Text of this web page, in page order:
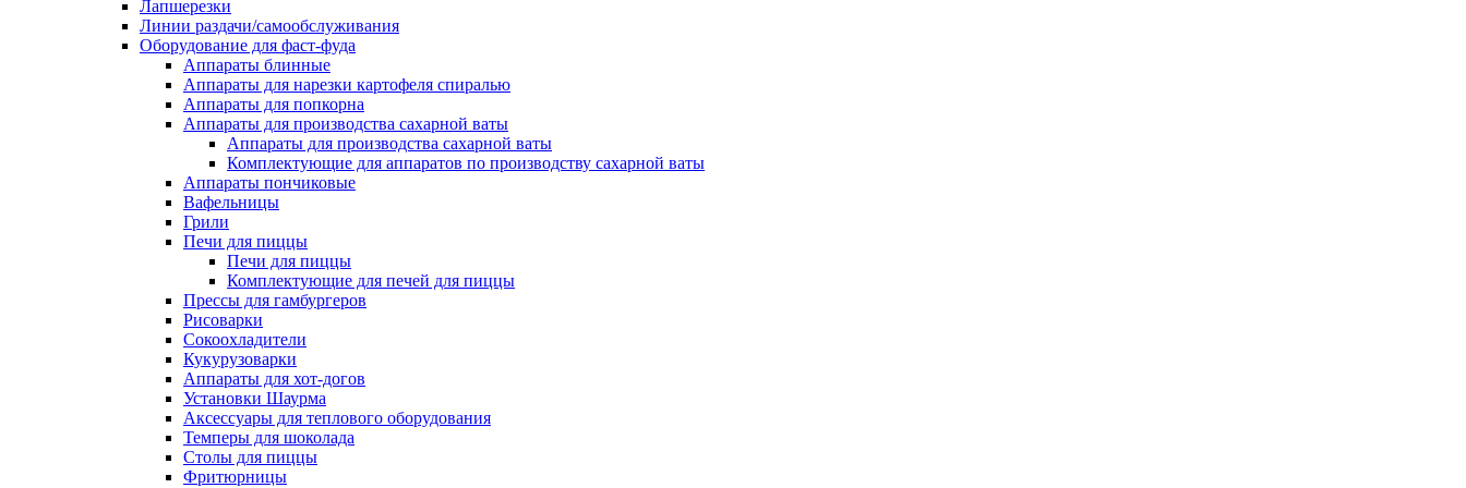
Лапшерезки
Линии раздачи/самообслуживания
Оборудование для фаст-фуда
Аппараты блинные
Аппараты для нарезки картофеля спиралью
Аппараты для попкорна
Аппараты для производства сахарной ваты
Аппараты для производства сахарной ваты
Комплектующие для аппаратов по производству сахарной ваты
Аппараты пончиковые
Вафельницы
Грили
Печи для пиццы
Печи для пиццы
Комплектующие для печей для пиццы
Прессы для гамбургеров
Рисоварки
Сокоохладители
Кукурузоварки
Аппараты для хот-догов
Установки Шаурма
Аксессуары для теплового оборудования
Темперы для шоколада
Столы для пиццы
Фритюрницы